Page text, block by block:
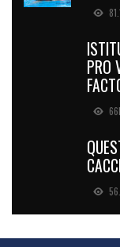
PRO